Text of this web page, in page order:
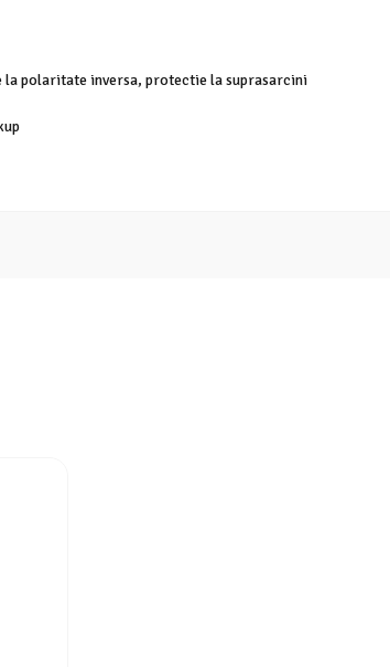
polaritate inversa, protectie la suprasarcini